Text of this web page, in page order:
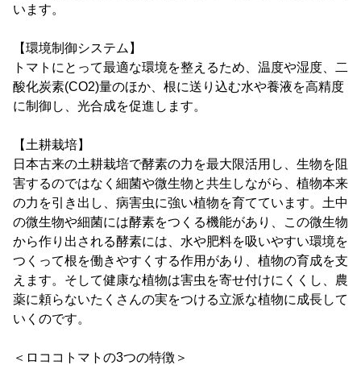
います。
【環境制御システム】
トマトにとって最適な環境を整えるため、温度や湿度、二
酸化炭素(CO2)量のほか、根に送り込む水や養液を高精度
に制御し、光合成を促進します。
【土耕栽培】
日本古来の土耕栽培で酵素の力を最大限活用し、生物を阻
害するのではなく細菌や微生物と共生しながら、植物本来
の力を引き出し、病害虫に強い植物を育てています。土中
の微生物や細菌には酵素をつくる機能があり、この微生物
から作り出される酵素には、水や肥料を吸いやすい環境を
つくって根を働きやすくする作用があり、植物の育成を支
えます。そして健康な植物は害虫を寄せ付けにくくし、農
薬に頼らないたくさんの実をつける立派な植物に成長して
いくのです。
＜ロココトマトの3つの特徴＞